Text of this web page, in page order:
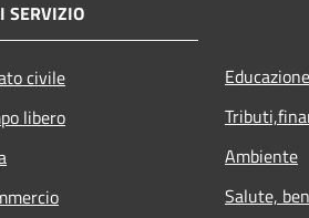
SERVIZIO
civile
libero
Ambiente
Salute,